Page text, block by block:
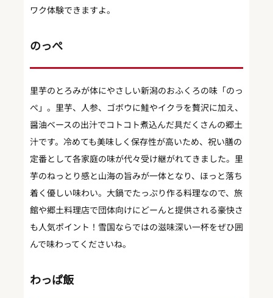
ワク体験できますよ。
のっぺ
里芋のとろみが体にやさしい新潟のおふくろの味「のっ
ぺ」。里芋、人参、ゴボウに鮭やイクラを贅沢に加え、
醤油ベースの出汁でコトコト煮込んだ具だくさんの郷土
汁です。冷めても美味しく保存性が高いため、祝い膳の
定番として各家庭の味が代々受け継がれてきました。里
芋のねっとり感と山海の旨みが一体となり、ほっと落ち
着く優しい味わい。大鍋でたっぷり作る料理なので、旅
館や郷土料理店で団体向けにどーんと提供される豪快さ
も人気ポイント！雪国ならではの滋味深い一杯をぜひ囲
んで味わってくださいね。
わっぱ飯